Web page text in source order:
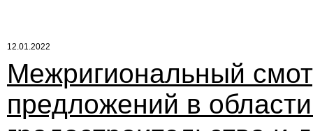
12.01.2022
Межригиональный
предложений в